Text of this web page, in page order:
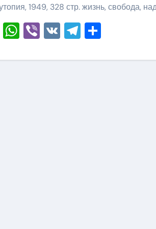
1949, 328 стр. жизнь, свобода,
Odnoklassniki
WhatsApp
Viber
VKTelegram